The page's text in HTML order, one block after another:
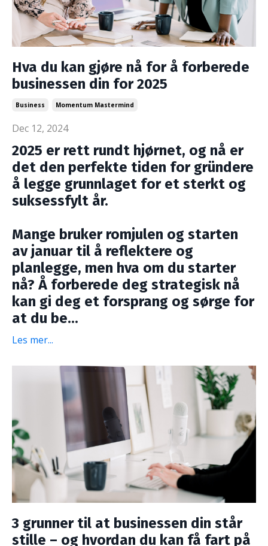
Hva du kan gjøre nå for å forberede
businessen din for 2025
Business Momentum Mastermind
Dec 12, 2024
2025 er rett rundt hjørnet, og nå er
det den perfekte tiden for gründere
å legge grunnlaget for et sterkt og
suksessfylt år.
Mange bruker romjulen og starten
av januar til å reflektere og
planlegge, men hva om du starter
nå? Å forberede deg strategisk nå
kan gi deg et forsprang og sørge for
at du be...
Les mer...
3 grunner til at businessen din står
stille – og hvordan du kan få fart på